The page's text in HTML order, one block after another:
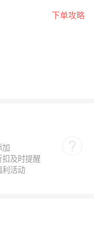
下单攻略